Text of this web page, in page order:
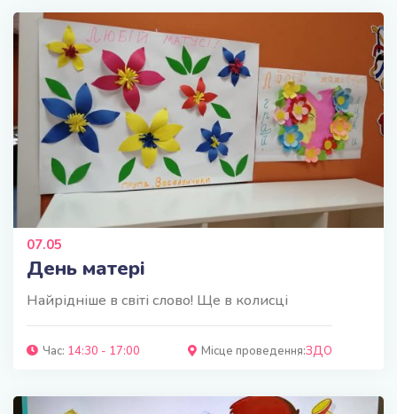
07.05
День матері
Найрідніше в світі слово! Ще в колисці
Час: 14:30 - 17:00 Місце проведення:ЗДО